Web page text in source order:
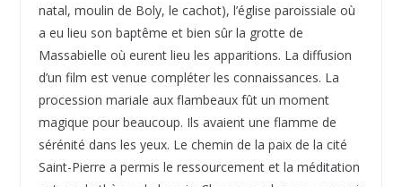
natal, moulin de Boly, le cachot), l’église paroissiale où
a eu lieu son baptême et bien sûr la grotte de
Massabielle où eurent lieu les apparitions. La diffusion
d’un film est venue compléter les connaissances. La
procession mariale aux flambeaux fût un moment
magique pour beaucoup. Ils avaient une flamme de
sérénité dans les yeux. Le chemin de la paix de la cité
Saint-Pierre a permis le ressourcement et la méditation